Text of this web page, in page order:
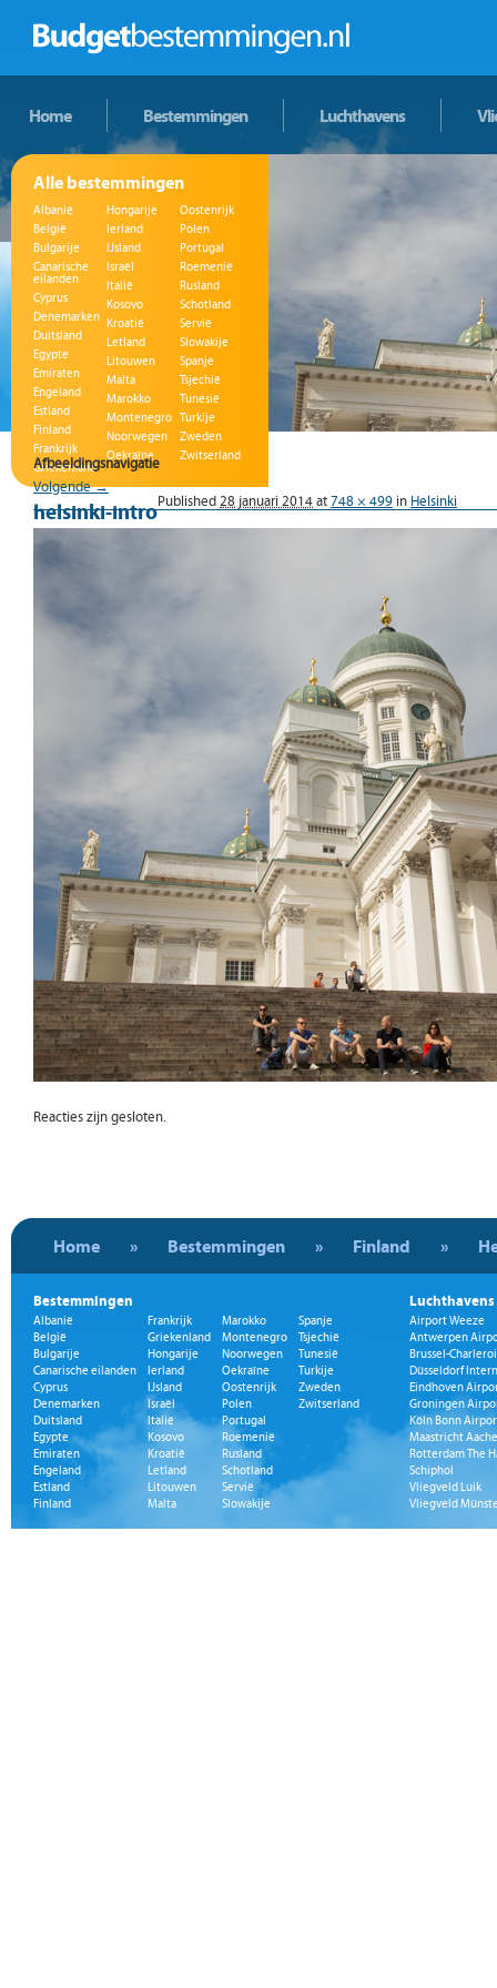
Home Bestemmingen Luchthavens
Alle bestemmingen
Albanië
België
Bulgarije
Canarische
eilanden
Cyprus
Denemarken
Duitsland
Egypte
Emiraten
Engeland
Estland
Finland
Frankrijk
Griekenland
Hongarije
Ierland
IJsland
Israël
Italië
Kosovo
Kroatië
Letland
Litouwen
Malta
Marokko
Montenegro
Noorwegen
Oekraïne
Oostenrijk
Polen
Portugal
Roemenië
Rusland
Schotland
Servië
Slowakije
Spanje
Tsjechië
Tunesië
Turkije
Zweden
Zwitserland
Afbeeldingsnavigatie
Volgende →
helsinki-introPublished28 januari 2014at748 × 499 in Helsinki
Reacties zijn gesloten.
Home » Bestemmingen » Finland »
Bestemmingen
Albanië
België
Bulgarije
Canarische eilanden
Cyprus
Denemarken
Duitsland
Egypte
Emiraten
Engeland
Estland
Finland
Frankrijk
Griekenland
Hongarije
Ierland
IJsland
Israël
Italië
Kosovo
Kroatië
Letland
Litouwen
Malta
Marokko
Montenegro
Noorwegen
Oekraïne
Oostenrijk
Polen
Portugal
Roemenië
Rusland
Schotland
Servië
Slowakije
Spanje
Tsjechië
Tunesië
Turkije
Zweden
Zwitserland
Luchthavens
Airport Weeze
Antwerpen
Brussel-
Düsseldorf
Eindhoven
Groningen
Köln Bonn
Maastricht
Rotterdam The
Schiphol
Vliegveld Luik
Vliegveld